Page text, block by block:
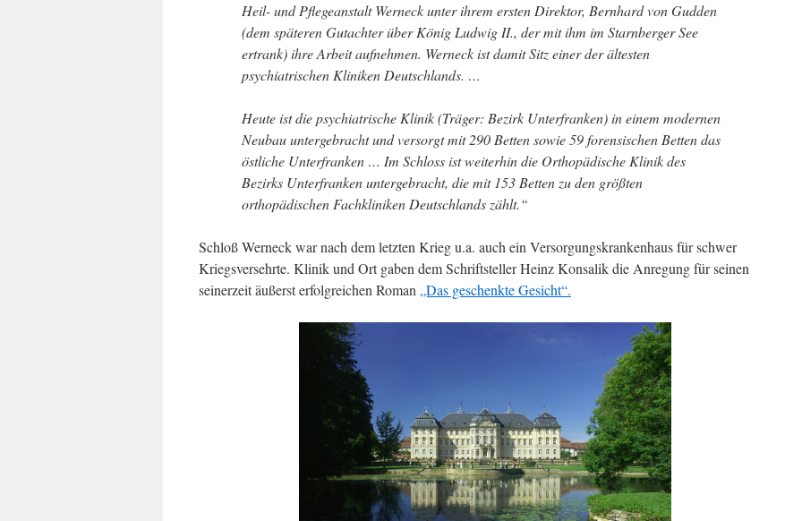
Heil- und Pflegeanstalt Werneck unter ihrem ersten Direktor, Bernhard von Gudden
(dem späteren Gutachter über König Ludwig II., der mit ihm im Starnberger See
ertrank) ihre Arbeit aufnehmen. Werneck ist damit Sitz einer der ältesten
psychiatrischen Kliniken Deutschlands. …
Heute ist die psychiatrische Klinik (Träger: Bezirk Unterfranken) in einem modernen
Neubau untergebracht und versorgt mit 290 Betten sowie 59 forensischen Betten das
östliche Unterfranken … Im Schloss ist weiterhin die Orthopädische Klinik des
Bezirks Unterfranken untergebracht, die mit 153 Betten zu den größten
orthopädischen Fachkliniken Deutschlands zählt.“
Schloß Werneck war nach dem letzten Krieg u.a. auch ein Versorgungskrankenhaus für schwer
Kriegsversehrte. Klinik und Ort gaben dem Schriftsteller Heinz Konsalik die Anregung für seinen
seinerzeit äußerst erfolgreichen Roman „Das geschenkte Gesicht“.